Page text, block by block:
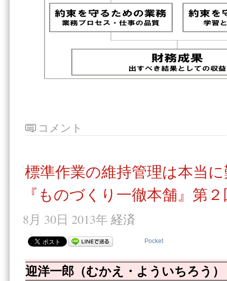
コメント
標準作業の維持管理は本当
『ものづくり一徹本舗』第２
8月 30日 2013年 経済
Pocket
迎洋一郎（むかえ・よういちろう）